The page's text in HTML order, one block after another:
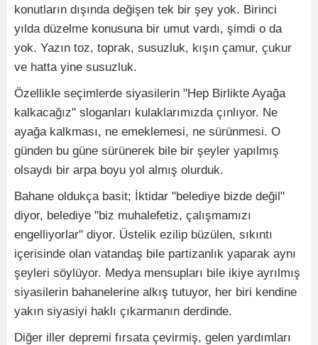
konutların dışında değişen tek bir şey yok. Birinci
yılda düzelme konusuna bir umut vardı, şimdi o da
yok. Yazın toz, toprak, susuzluk, kışın çamur, çukur
ve hatta yine susuzluk.
Özellikle seçimlerde siyasilerin "Hep Birlikte Ayağa
kalkacağız" sloganları kulaklarımızda çınlıyor. Ne
ayağa kalkması, ne emeklemesi, ne sürünmesi. O
günden bu güne sürünerek bile bir şeyler yapılmış
olsaydı bir arpa boyu yol almış olurduk.
Bahane oldukça basit; İktidar "belediye bizde değil"
diyor, belediye "biz muhalefetiz, çalışmamızı
engelliyorlar" diyor. Üstelik ezilip büzülen, sıkıntı
içerisinde olan vatandaş bile partizanlık yaparak aynı
şeyleri söylüyor. Medya mensupları bile ikiye ayrılmış
siyasilerin bahanelerine alkış tutuyor, her biri kendine
yakın siyasiyi haklı çıkarmanın derdinde.
Diğer iller depremi fırsata çevirmiş, gelen yardımları